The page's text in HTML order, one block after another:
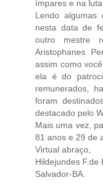
ímpares e na
Lendo algumas
nesta data de
outro mestre
Aristophanes
assim como
ela é do
remunerados,
foram
destacado pelo
Mais uma vez,
81 anos e 29 de
Virtual abraço,
Hildejundes F.de
Salvador-BA.